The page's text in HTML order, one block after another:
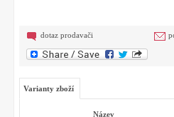
dotaz prodavači
Varianty zboží
Název